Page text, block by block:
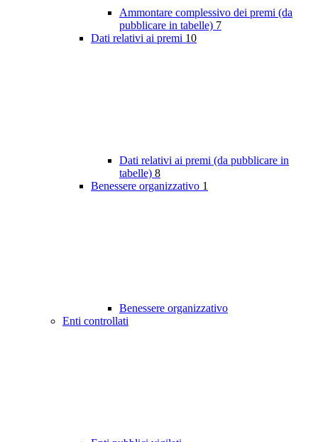
Ammontare complessivo dei premi (da
pubblicare in tabelle) 7
Dati relativi ai premi 10
Dati relativi ai premi (da pubblicare in
tabelle) 8
Benessere organizzativo 1
Benessere organizzativo
Enti controllati